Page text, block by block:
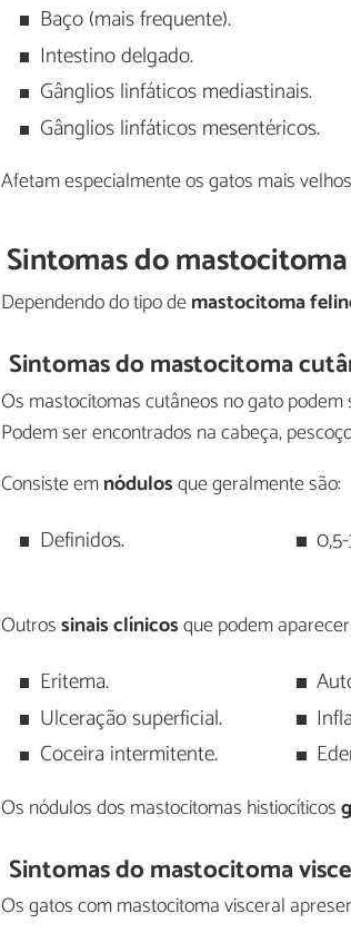
Baço (mais frequente).
Intestino delgado.
Gânglios linfáticos mediastinais.
Gânglios linfáticos mesentéricos.
Afetam especialmente os gatos mais
Sintomas do
Dependendo do tipo demastocitoma
Sintomas do mastocitoma
Os mastocitomas cutâneos no gato podem
Podem ser encontrados na cabeça,
Consiste emnódulosque geralmente são:
Definidos.
Outrossinais clínicosque podem
Eritema.
Ulceração superficial.
Coceira intermitente.
Os nódulos dos mastocitomas histiocíticos
Sintomas do mastocitoma
Os gatos com mastocitoma visceral